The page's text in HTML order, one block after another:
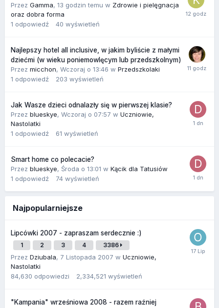
Przez Gamma, 13 godzin temu w Zdrowie i pielęgnacja
oraz dobra forma
1 odpowiedź 40 wyświetleń
Najlepszy hotel all inclusive, w jakim byliście z małymi
dziećmi (w wieku poniemowlęcym lub przedszkolnym)
Przez micchon, Wczoraj o 13:46 w Przedszkolaki
1 odpowiedź 203 wyświetleń
Jak Wasze dzieci odnalazły się w pierwszej klasie?
Przez blueskye, Wczoraj o 07:57 w Uczniowie,
Nastolatki
1 odpowiedź 61 wyświetleń
Smart home co polecacie?
Przez blueskye, Środa o 13:01 w Kącik dla Tatusiów
1 odpowiedź 74 wyświetleń
Najpopularniejsze
Lipcówki 2007 - zapraszam serdecznie :)
1 2 3 4 3386
Przez Dziubala, 7 Listopada 2007 w Uczniowie,
Nastolatki
84,630 odpowiedzi 2,334,521 wyświetleń
"Kampania" wrześniowa 2008 - razem raźniej